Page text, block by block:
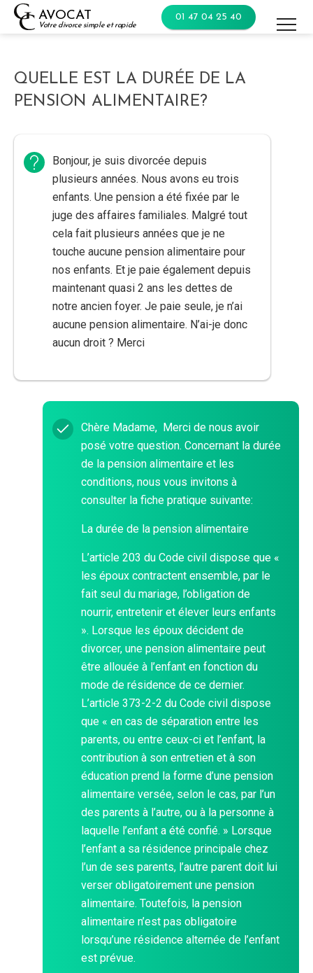
Skip
AVOCAT
Votre divorce simple et rapide
01 47 04 25 40
QUELLE EST LA DURÉE DE LA
PENSION ALIMENTAIRE?
Bonjour, je suis divorcée depuis
plusieurs années. Nous avons eu trois
enfants. Une pension a été fixée par le
juge des affaires familiales. Malgré tout
cela fait plusieurs années que je ne
touche aucune pension alimentaire pour
nos enfants. Et je paie également depuis
maintenant quasi 2 ans les dettes de
notre ancien foyer. Je paie seule, je n’ai
aucune pension alimentaire. N’ai-je donc
aucun droit ? Merci
Chère Madame, Merci de nous avoir
posé votre question. Concernant la durée
de la pension alimentaire et les
conditions, nous vous invitons à
consulter la fiche pratique suivante:
La durée de la pension alimentaire
L’article 203 du Code civil dispose que «
les époux contractent ensemble, par le
fait seul du mariage, l’obligation de
nourrir, entretenir et élever leurs enfants
». Lorsque les époux décident de
divorcer, une pension alimentaire peut
être allouée à l’enfant en fonction du
mode de résidence de ce dernier.
L’article 373-2-2 du Code civil dispose
que « en cas de séparation entre les
parents, ou entre ceux-ci et l’enfant, la
contribution à son entretien et à son
éducation prend la forme d’une pension
alimentaire versée, selon le cas, par l’un
des parents à l’autre, ou à la personne à
laquelle l’enfant a été confié. » Lorsque
l’enfant a sa résidence principale chez
l’un de ses parents, l’autre parent doit lui
verser obligatoirement une pension
alimentaire. Toutefois, la pension
alimentaire n’est pas obligatoire
lorsqu’une résidence alternée de l’enfant
est prévue.